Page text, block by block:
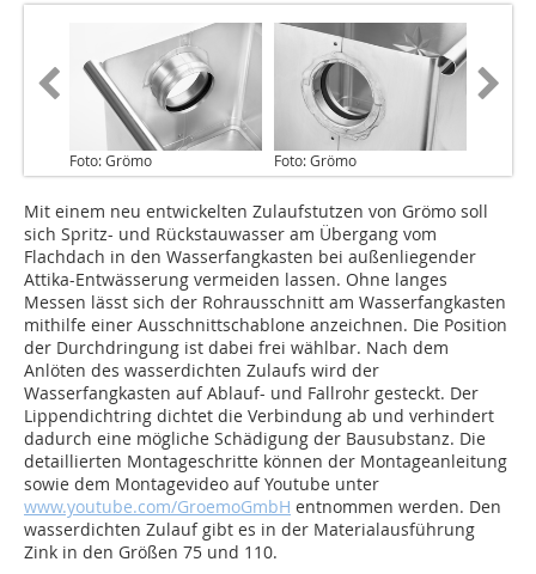
Foto: Grömo Foto: Grömo
Mit einem neu entwickelten Zulaufstutzen von Grömo soll
sich Spritz- und Rückstauwasser am Übergang vom
Flachdach in den Wasserfangkasten bei außenliegender
Attika-Entwässerung vermeiden lassen. Ohne langes
Messen lässt sich der Rohrausschnitt am Wasserfangkasten
mithilfe einer Ausschnittschablone anzeichnen. Die Position
der Durchdringung ist dabei frei wählbar. Nach dem
Anlöten des wasserdichten Zulaufs wird der
Wasserfangkasten auf Ablauf- und Fallrohr gesteckt. Der
Lippendichtring dichtet die Verbindung ab und verhindert
dadurch eine mögliche Schädigung der Bausubstanz. Die
detaillierten Montageschritte können der Montageanleitung
sowie dem Montagevideo auf Youtube unter
www.youtube.com/GroemoGmbH entnommen werden. Den
wasserdichten Zulauf gibt es in der Materialausführung
Zink in den Größen 75 und 110.